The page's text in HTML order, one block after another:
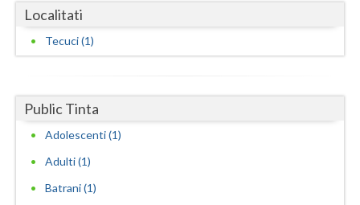
Giurgiu
Gorj
Hunedoara
Ialomita
Iasi
Localitati
Tecuci (1)
Public Tinta
Adolescenti (1)
Adulti (1)
Batrani (1)